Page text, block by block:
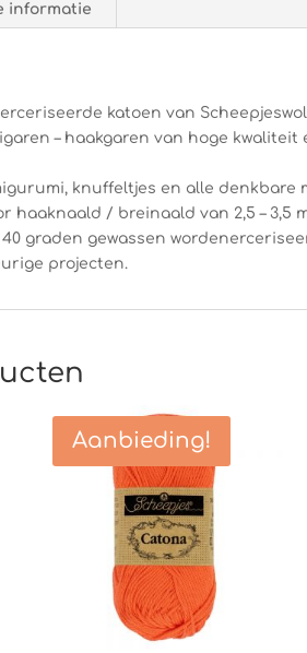
informatie
katoen van
– haakgaren van hoge
knuffeltjes en alle denkbare
haaknaald / breinaald van 2,5 – 3,5
graden gewassen
projecten.
Aanbieding!